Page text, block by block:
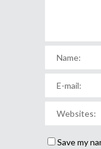
Save my